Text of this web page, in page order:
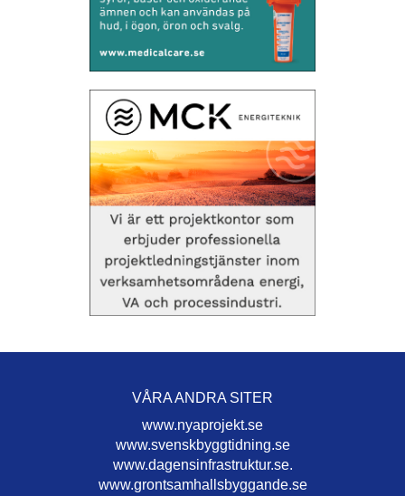
VÅRA ANDRA SITER
www.nyaprojekt.se
www.svenskbyggtidning.se
www.dagensinfrastruktur.se.
www.grontsamhallsbyggande.se